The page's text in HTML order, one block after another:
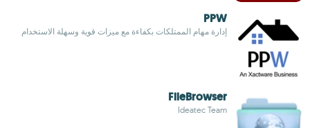
PPW
إدارة مهام الممتلكات بكفاءة مع ميزات قوية وسهلة الاستخدام
FileBrowser
Ideatec Team